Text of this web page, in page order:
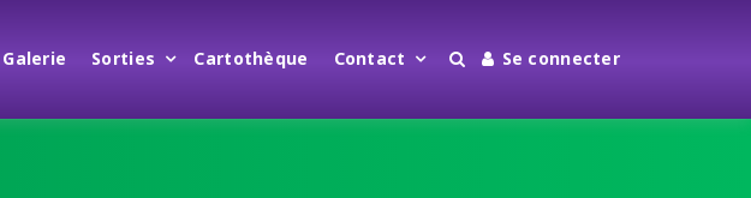
Galerie Sorties Cartothèque Contact Se connecter